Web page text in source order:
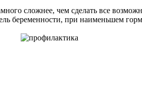
сложнее, чем сделать все
беременности, при наименьшем